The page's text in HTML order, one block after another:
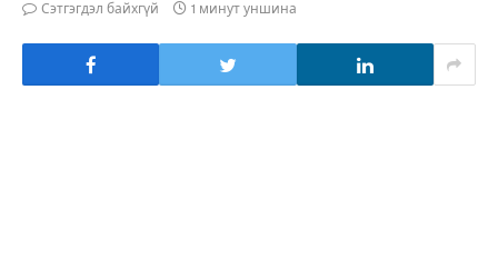
Сэтгэгдэл байхгүй
1 минут уншина